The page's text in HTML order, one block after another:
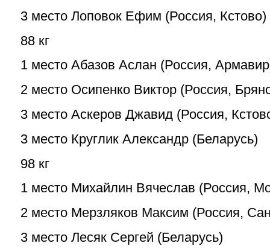
3 место Лоповок Ефим (Россия, Кстово)
88 кг
1 место Абазов Аслан (Россия,
2 место Осипенко Виктор (Россия,
3 место Аскеров Джавид (Россия,
3 место Круглик Александр (Беларусь)
98 кг
1 место Михайлин Вячеслав (Россия,
2 место Мерзляков Максим (Россия,
3 место Лесяк Сергей (Беларусь)